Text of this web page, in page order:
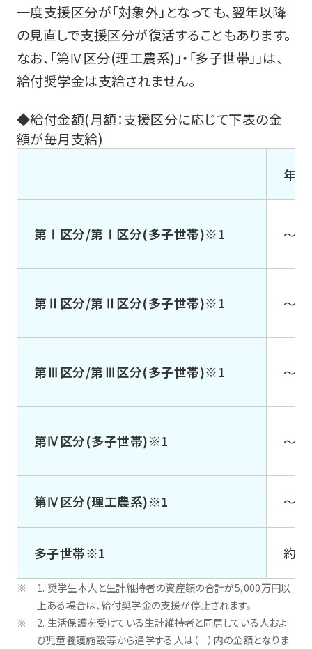
一度支援区分が「対象外」となっても、翌年以降
の見直しで支援区分が復活することもあります。
なお、「第Ⅳ区分(理工農系)」・「多子世帯」」は、
給付奨学金は支給されません。
◆給付金額(月額：支援区分に応じて下表の金
額が毎月支給)
年
第Ⅰ区分/第Ⅰ区分(多子世帯)※1 ～
第Ⅱ区分/第Ⅱ区分(多子世帯)※1 ～
第Ⅲ区分/第Ⅲ区分(多子世帯)※1 ～
第Ⅳ区分(多子世帯)※1 ～
第Ⅳ区分(理工農系)※1 ～
多子世帯※1 約
1. 奨学生本人と生計維持者の資産額の合計が5,000万円以
上ある場合は、給付奨学金の支援が停止されます。
2. 生活保護を受けている生計維持者と同居している人およ
び児童養護施設等から通学する人は（ ）内の金額となりま